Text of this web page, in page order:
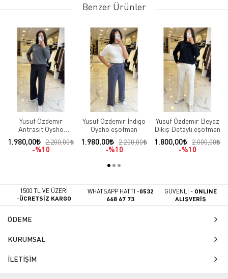
Benzer Ürünler
Yusuf Özdemir
Antrasit Oysho
eşofman
1.980,00
2.200,00
%10
Yusuf Özdemir İndigo
Oysho eşofman
1.980,00
2.200,00
%10
Yusuf Özdemir Beyaz
Dikiş Detaylı eşofman
1.800,00
2.000,00
%10
1500 TL VE ÜZERİ
-ÜCRETSİZ KARGO
WHATSAPP HATTI -0532
668 67 73
GÜVENLİ - ONLINE
ALIŞVERİŞ
ÖDEME
KURUMSAL
İLETİŞİM